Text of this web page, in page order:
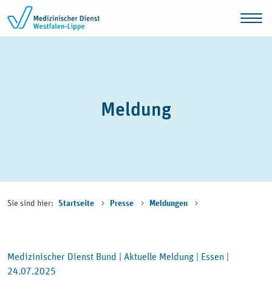
Zum Inhalt springen
Meldung
Sie sind hier: Startseite Presse Meldungen
Medizinischer Dienst Bund | Aktuelle Meldung | Essen |
24.07.2025